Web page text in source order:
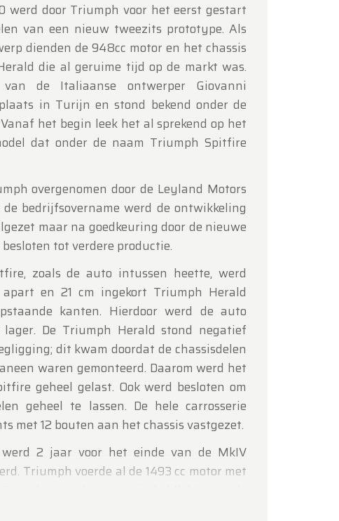
werd door Triumph voor het eerst gestart
van een nieuw tweezits prototype. Als
dienden de 948cc motor en het chassis
die al geruime tijd op de markt was.
de Italiaanse ontwerper Giovanni
in Turijn en stond bekend onder de
het begin leek het al sprekend op het
dat onder de naam Triumph Spitfire
overgenomen door de Leyland Motors
bedrijfsovername werd de ontwikkeling
maar na goedkeuring door de nieuwe
tot verdere productie.
zoals de auto intussen heette, werd
en 21 cm ingekort Triumph Herald
kanten. Hierdoor werd de auto
De Triumph Herald stond negatief
dit kwam doordat de chassisdelen
waren gemonteerd. Daarom werd het
geheel gelast. Ook werd besloten om
geheel te lassen. De hele carrosserie
met 12 bouten aan het chassis vastgezet.
2 jaar voor het einde van de MkIV
Triumph voerde al de 1493 cc motor met
carburateur in de MkIV's voor de
Door een wetswijziging voor de
×
tot en